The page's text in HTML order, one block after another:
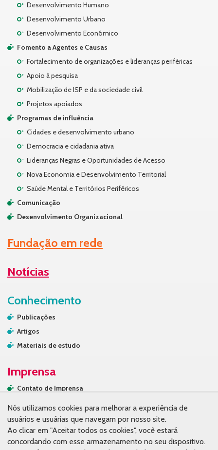
Desenvolvimento Humano
Desenvolvimento Urbano
Desenvolvimento Econômico
Fomento a Agentes e Causas
Fortalecimento de organizações e lideranças periféricas
Apoio à pesquisa
Mobilização de ISP e da sociedade civil
Projetos apoiados
Programas de influência
Cidades e desenvolvimento urbano
Democracia e cidadania ativa
Lideranças Negras e Oportunidades de Acesso
Nova Economia e Desenvolvimento Territorial
Saúde Mental e Territórios Periféricos
Comunicação
Desenvolvimento Organizacional
Fundação em rede
Notícias
Conhecimento
Publicações
Artigos
Materiais de estudo
Imprensa
Contato de Imprensa
Na mídia
Contato
Nós utilizamos cookies para melhorar a experiência de
usuários e usuárias que navegam por nosso site.
Ao clicar em "Aceitar todos os cookies", você estará
concordando com esse armazenamento no seu dispositivo.